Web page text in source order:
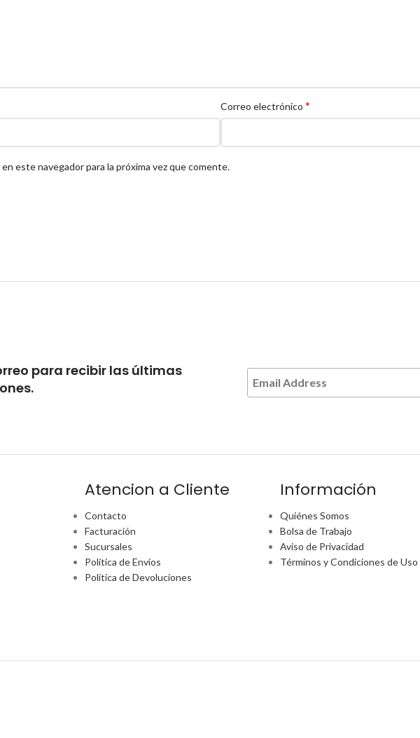
Correo electrónico *
este navegador para la próxima vez que comente.
para recibir las últimas
Atencion a Cliente
Contacto
Facturación
Sucursales
Política de Envíos
Política de Devoluciones
Información
Quiénes Somos
Bolsa de Trabajo
Aviso de Privacidad
Términos y Condiciones de Uso